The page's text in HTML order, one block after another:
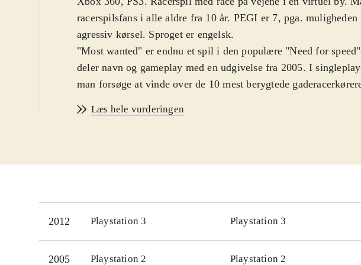
racerspilsfans i alle aldre fra 10 år. PEGI er 7, pga.
agressiv kørsel. Sproget er engelsk.
"Most wanted" er endnu et spil i den populære "Need for
deler navn og gameplay med en udgivelse fra 2005. I
man forsøge at vinde over de 10 mest berygtede
også mange steder hvor der kan køres off-road. For at få lov at
fartkameraerne. 49 forskellige biler, er placeret rundt omkring i
med online-venner, som så kan forsøge at slå dem. I den
multiplayerdel, kan man udover at køre race i vidt forskellige
Læs hele vurderingen
2012 Playstation 3 Playstation 3
2005 Playstation 2 Playstation 2